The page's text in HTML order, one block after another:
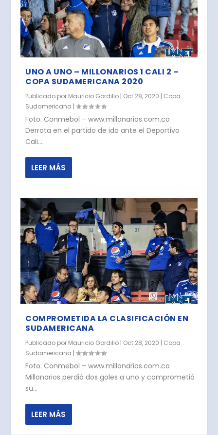
UNO A UNO – MILLONARIOS 1 CALI 2 –
COPA SUDAMERICANA 2020
Publicado por Mauricio Gordillo | Oct 28, 2020 | Copa
Sudamericana |
Foto: Conmebol – www.millonarios.com.co
Derrota en el partido de ida ante el Deportivo
Cali....
LEER MÁS
COMPROMETIDA LA CLASIFICACIÓN EN
SUDAMERICANA
Publicado por Mauricio Gordillo | Oct 28, 2020 | Copa
Sudamericana |
Foto: Conmebol – www.millonarios.com.co
Millonarios perdió dos goles a uno y comprometió
su...
LEER MÁS